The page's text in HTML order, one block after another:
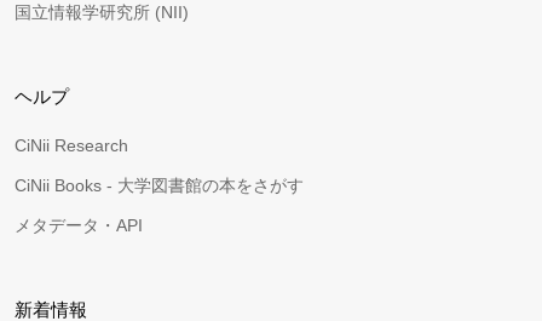
国立情報学研究所 (NII)
ヘルプ
CiNii Research
CiNii Books - 大学図書館の本をさがす
メタデータ・API
新着情報